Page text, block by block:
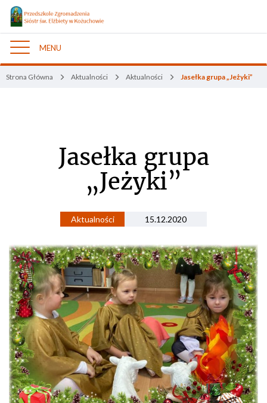
Nawigacja
MENU
Strona Główna Aktualności Aktualności Jasełka grupa „Jeżyki”
Jasełka grupa
„Jeżyki”
Aktualności 15.12.2020